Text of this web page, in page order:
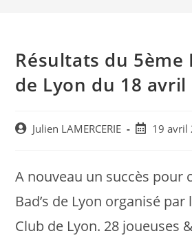
Résultats du 5ème
de Lyon du 18 avril
PostJulien LAMERCERIE
Post19 avril
A nouveau un succès pour
Bad’s de Lyon organisé
Club de Lyon. 28 joueuses